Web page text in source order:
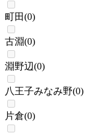
町田(0)
古淵(0)
淵野辺(0)
八王子みなみ野(0)
片倉(0)